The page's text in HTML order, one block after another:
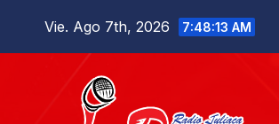
Vie. Ago 7th, 2026 7:48:14 AM